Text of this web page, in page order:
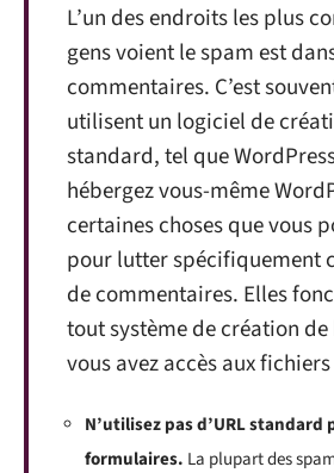
L’un des endroits les plus
gens voient le spam est
commentaires. C’est
utilisent un logiciel de
standard, tel que
hébergez vous-même
certaines choses que vous
pour lutter spécifiquement
de commentaires. Elles
tout système de création
vous avez accès aux
N’utilisez pas d’URL standard
formulaires. La plupart des